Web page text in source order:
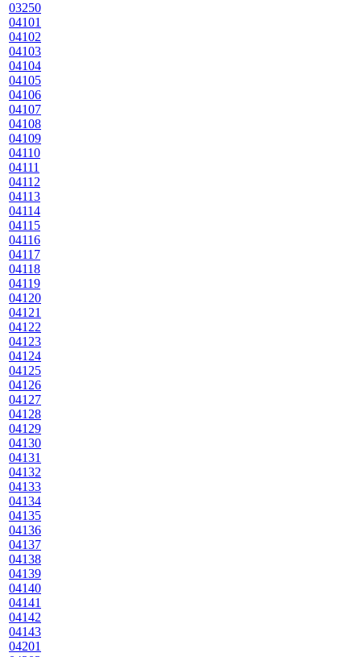
03250
04101
04102
04103
04104
04105
04106
04107
04108
04109
04110
04111
04112
04113
04114
04115
04116
04117
04118
04119
04120
04121
04122
04123
04124
04125
04126
04127
04128
04129
04130
04131
04132
04133
04134
04135
04136
04137
04138
04139
04140
04141
04142
04143
04201